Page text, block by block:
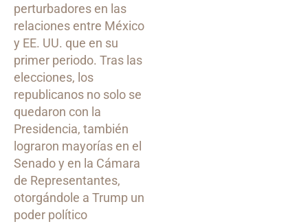
perturbadores en las
relaciones entre México
y EE. UU. que en su
primer periodo. Tras las
elecciones, los
republicanos no solo se
quedaron con la
Presidencia, también
lograron mayorías en el
Senado y en la Cámara
de Representantes,
otorgándole a Trump un
poder político